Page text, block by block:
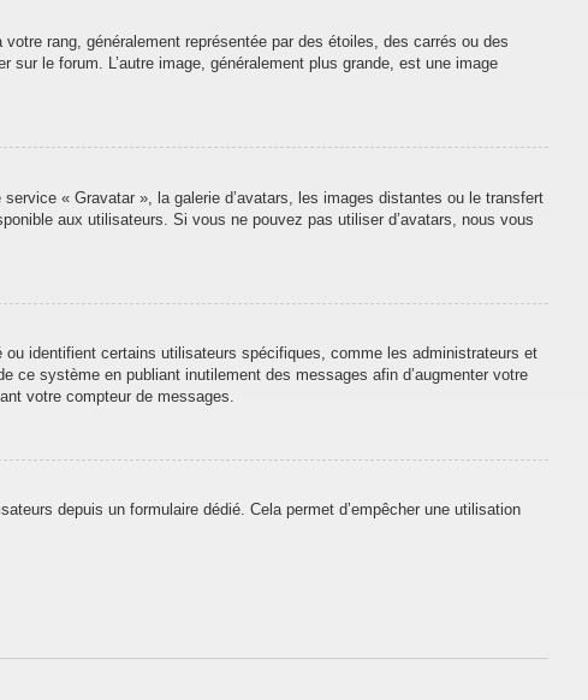
rang, généralement représentée par des étoiles, des carrés ou des
le forum. L’autre image, généralement plus grande, est une image
« Gravatar », la galerie d’avatars, les images distantes ou le transfert
aux utilisateurs. Si vous ne pouvez pas utiliser d’avatars, nous vous
identifient certains utilisateurs spécifiques, comme les administrateurs et
ce système en publiant inutilement des messages afin d’augmenter votre
votre compteur de messages.
depuis un formulaire dédié. Cela permet d’empêcher une utilisation